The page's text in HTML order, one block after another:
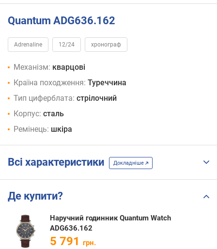
Quantum ADG636.162
Adrenaline 12/24 хронограф
Механізм: кварцові
Країна походження: Туреччина
Тип циферблата: стрілочний
Корпус: сталь
Ремінець: шкіра
Всі характеристики Докладніше
Де купити?
Наручний годинник Quantum Watch
ADG636.162
5 791 грн.